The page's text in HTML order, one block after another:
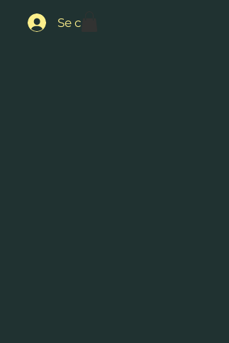
Se connecter